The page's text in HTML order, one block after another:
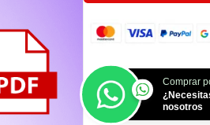
Comprar
nosotros